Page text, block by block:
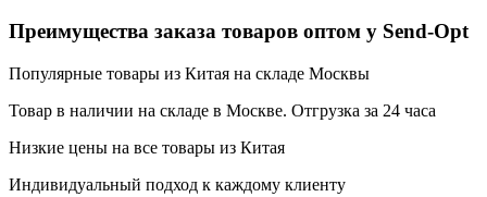
Преимущества заказа товаров оптом у Send-Opt
Популярные товары из Китая на складе Москвы
Товар в наличии на складе в Москве. Отгрузка за 24 часа
Низкие цены на все товары из Китая
Индивидуальный подход к каждому клиенту